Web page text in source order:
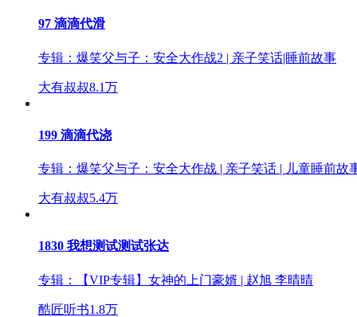
97 滴滴代滑
专辑： 爆笑父与子：安全大作战2 | 亲子笑话|睡前故事
大有叔叔8.1万
199 滴滴代浇
专辑： 爆笑父与子：安全大作战 | 亲子笑话 | 儿童睡前故
大有叔叔5.4万
1830 我想测试测试张达
专辑： 【VIP专辑】女神的上门豪婿 | 赵旭 李晴晴
酷匠听书1.8万